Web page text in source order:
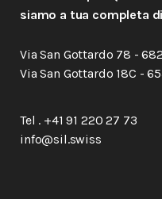
siamo a tua completa
Via San Gottardo 78 -
Via San Gottardo 18C -
Tel . +41 91 220 27 73
info@sil.swiss